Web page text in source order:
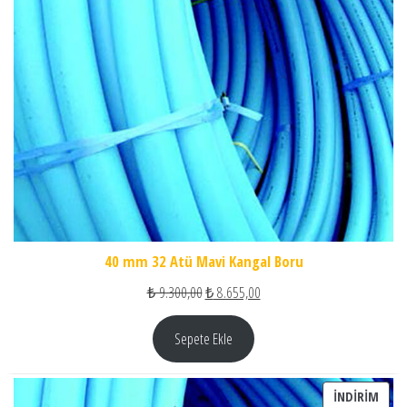
40 mm 32 Atü Mavi Kangal Boru
₺9.300,00Orijinal fiyat: ₺ 9.300,00.
₺8.655,00Şu andaki fiyat: ₺ 8.655,00.
Sepete Ekle
İNDIRIM